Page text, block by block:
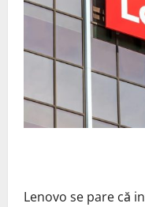
Lenovo se pare că